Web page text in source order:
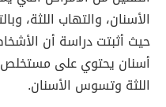
الأسنان، والتهاب اللثة،
حيث أثبتت دراسة أن
أسنان يحتوي على مستخلص
اللثة وتسوس الأسنان.